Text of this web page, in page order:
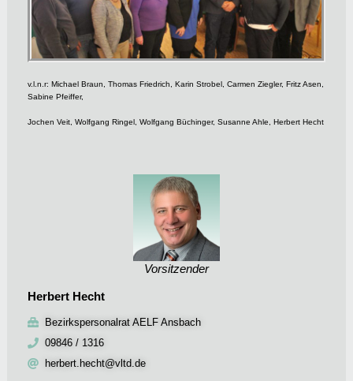
v.l.n.r: Michael Braun, Thomas Friedrich, Karin Strobel, Carmen Ziegler, Fritz Asen,
Sabine Pfeiffer,
Jochen Veit, Wolfgang Ringel, Wolfgang Büchinger, Susanne Ahle, Herbert Hecht
Vorsitzender
Herbert Hecht
Bezirkspersonalrat AELF Ansbach
09846 / 1316
herbert.hecht@vltd.de